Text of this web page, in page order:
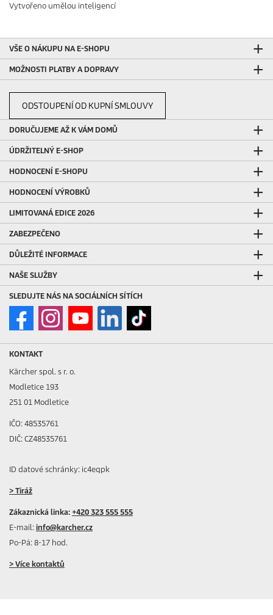
Vytvořeno umělou inteligencí
VŠE O NÁKUPU NA E-SHOPU
MOŽNOSTI PLATBY A DOPRAVY
ODSTOUPENÍ OD KUPNÍ SMLOUVY
DORUČUJEME AŽ K VÁM DOMŮ
ÚDRŽITELNÝ E-SHOP
HODNOCENÍ E-SHOPU
HODNOCENÍ VÝROBKŮ
LIMITOVANÁ EDICE 2026
ZABEZPEČENO
DŮLEŽITÉ INFORMACE
NAŠE SLUŽBY
SLEDUJTE NÁS NA SOCIÁLNÍCH SÍTÍCH
KONTAKT
Kärcher spol. s r. o.
Modletice 193
251 01 Modletice
IČO: 48535761
DIČ: CZ48535761
ID datové schránky: ic4eqpk
> Tiráž
Zákaznická linka: +420 323 555 555
E-mail: info@karcher.cz
Po-Pá: 8-17 hod.
> Více kontaktů